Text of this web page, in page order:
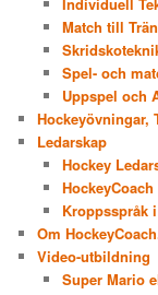
Match till
Spel- och
Uppspel och
Hockeyövningar,
Ledarskap
Hockey
HockeyCoach
Kroppsspråk
Om
Video-utbildning
Super Mario